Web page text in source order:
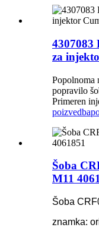
4307083
za
Popolnoma
popravilo
Primeren
poizvedba
Šoba
M11
Šoba
znamka: